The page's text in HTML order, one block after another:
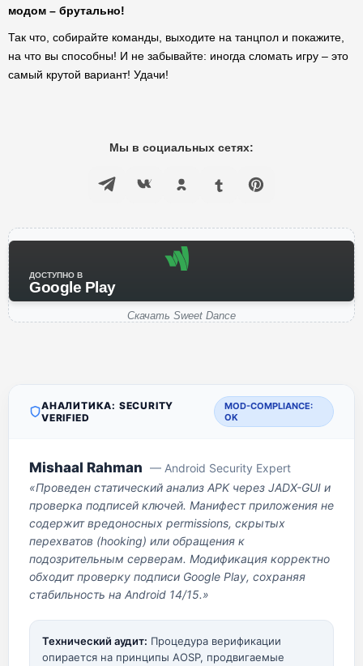
модом – брутально!
Так что, собирайте команды, выходите на танцпол и покажите,
на что вы способны! И не забывайте: иногда сломать игру – это
самый крутой вариант! Удачи!
Мы в социальных сетях:
ДОСТУПНО В
Google Play
Скачать Sweet Dance
АНАЛИТИКА: SECURITY
VERIFIED
MOD-COMPLIANCE:
OK
Mishaal Rahman — Android Security Expert
«Проведен статический анализ APK через JADX-GUI и
проверка подписей ключей. Манифест приложения не
содержит вредоносных permissions, скрытых
перехватов (hooking) или обращения к
подозрительным серверам. Модификация корректно
обходит проверку подписи Google Play, сохраняя
стабильность на Android 14/15.»
Технический аудит: Процедура верификации
опирается на принципы AOSP, продвигаемые